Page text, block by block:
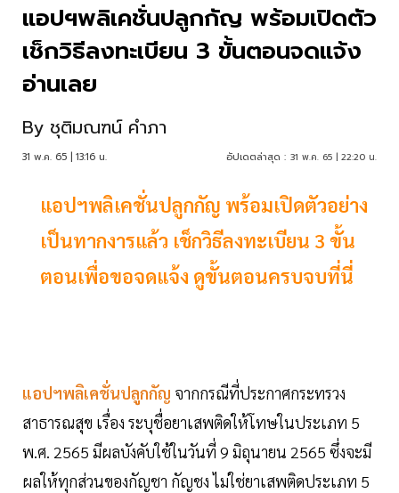
แอปฯพลิเคชั่นปลูกกัญ พร้อมเปิดตัว
เช็กวิธีลงทะเบียน 3 ขั้นตอนจดแจ้ง
อ่านเลย
By ชุติมณฑน์ คำภา
31 พ.ค. 65 | 13:16 น. อัปเดตล่าสุด : 31 พ.ค. 65 | 22:20 น.
แอปฯพลิเคชั่นปลูกกัญ พร้อมเปิดตัวอย่าง
เป็นทากงารแล้ว เช็กวิธีลงทะเบียน 3 ขั้น
ตอนเพื่อขอจดแจ้ง ดูขั้นตอนครบจบที่นี่
แอปฯพลิเคชั่นปลูกกัญ จากกรณีที่ประกาศกระทรวง
สาธารณสุข เรื่อง ระบุชื่อยาเสพติดให้โทษในประเภท 5
พ.ศ. 2565 มีผลบังคับใช้ในวันที่ 9 มิถุนายน 2565 ซึ่งจะมี
ผลให้ทุกส่วนของกัญชา กัญชง ไม่ใช่ยาเสพติดประเภท 5